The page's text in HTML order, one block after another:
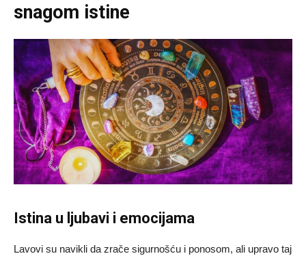
snagom istine
Istina u ljubavi i emocijama
Lavovi su navikli da zrače sigurnošću i ponosom, ali upravo taj